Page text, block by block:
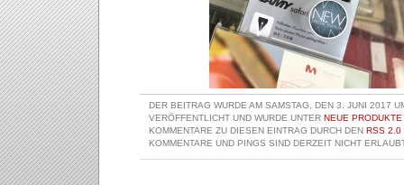
DER BEITRAG WURDE AM SAMSTAG, DEN 3. JUNI 2017
VERÖFFENTLICHT UND WURDE UNTER NEUE PRODUKTE
KOMMENTARE ZU DIESEN EINTRAG DURCH DEN RSS 2.0
KOMMENTARE UND PINGS SIND DERZEIT NICHT